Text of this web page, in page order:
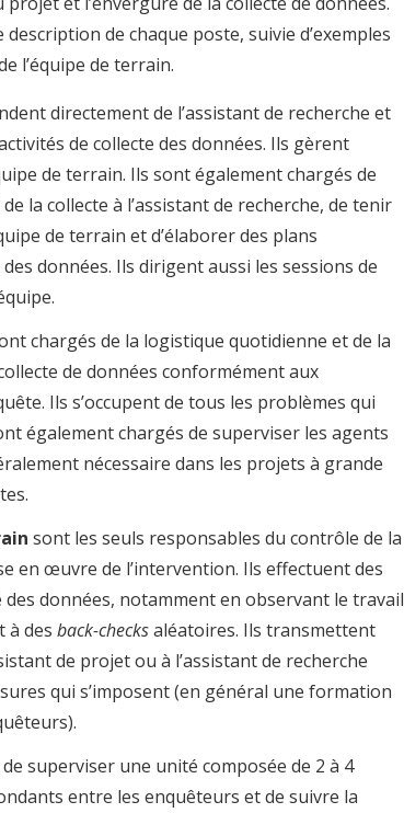
de chaque poste, suivie d’exemples
l’équipe de terrain.
directement de l’assistant de recherche et
de collecte des données. Ils gèrent
de terrain. Ils sont également chargés de
la collecte à l’assistant de recherche, de tenir
de terrain et d’élaborer des plans
données. Ils dirigent aussi les sessions de
chargés de la logistique quotidienne et de la
de données conformément aux
Ils s’occupent de tous les problèmes qui
également chargés de superviser les agents
nécessaire dans les projets à grande
sont les seuls responsables du contrôle de la
en œuvre de l’intervention. Ils effectuent des
données, notamment en observant le travail
à des back-checksaléatoires. Ils transmettent
de projet ou à l’assistant de recherche
qui s’imposent (en général une formation
superviser une unité composée de 2 à 4
entre les enquêteurs et de suivre la